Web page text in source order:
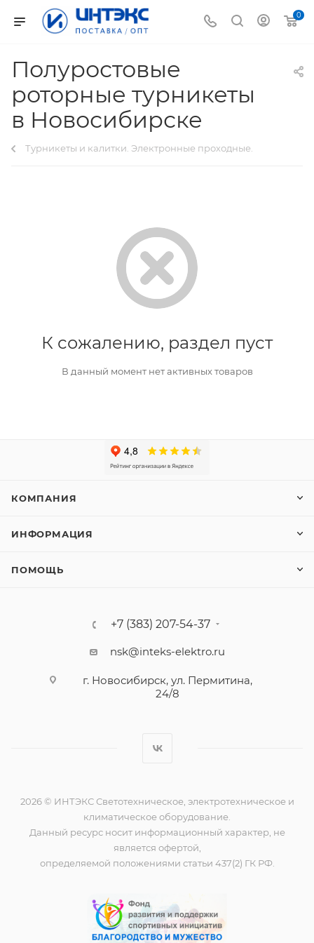
0
Полуростовые
роторные турникеты
в Новосибирске
Турникеты и калитки. Электронные проходные.
К сожалению, раздел пуст
В данный момент нет активных товаров
КОМПАНИЯ
ИНФОРМАЦИЯ
ПОМОЩЬ
+7 (383) 207-54-37
nsk@inteks-elektro.ru
г. Новосибирск, ул. Пермитина,
24/8
2026 © ИНТЭКС Светотехническое, электротехническое и
климатическое оборудование.
Данный ресурс носит информационный характер, не
является офертой,
определяемой положениями статьи 437(2) ГК РФ.